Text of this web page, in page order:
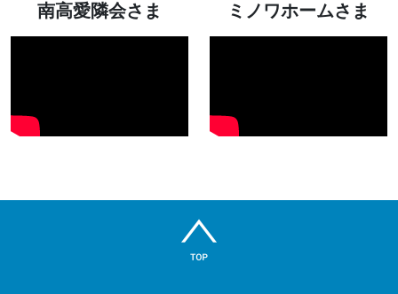
南高愛隣会さま ミノワホームさま